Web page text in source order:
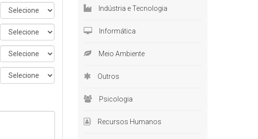
Indústria e Tecnologia
Informática
Meio Ambiente
Outros
Psicologia
Recursos Humanos